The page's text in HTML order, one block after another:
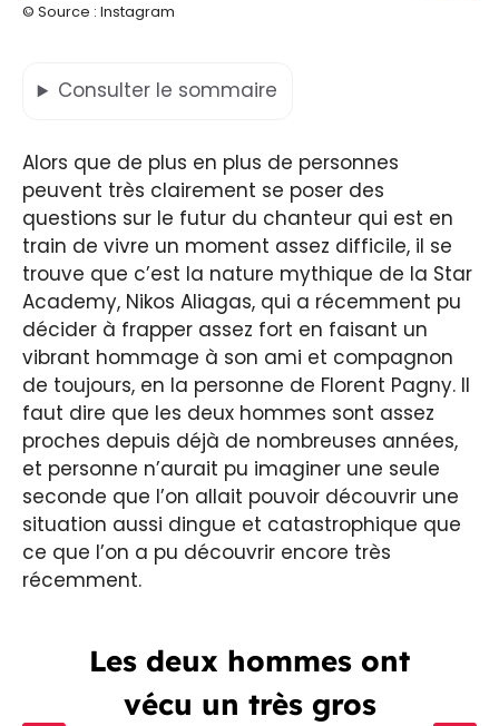
© Source : Instagram
Consulter le sommaire
Alors que de plus en plus de personnes
peuvent très clairement se poser des
questions sur le futur du chanteur qui est en
train de vivre un moment assez difficile, il se
trouve que c’est la nature mythique de la Star
Academy, Nikos Aliagas, qui a récemment pu
décider à frapper assez fort en faisant un
vibrant hommage à son ami et compagnon
de toujours, en la personne de Florent Pagny. Il
faut dire que les deux hommes sont assez
proches depuis déjà de nombreuses années,
et personne n’aurait pu imaginer une seule
seconde que l’on allait pouvoir découvrir une
situation aussi dingue et catastrophique que
ce que l’on a pu découvrir encore très
récemment.
Les deux hommes ont
vécu un très gros